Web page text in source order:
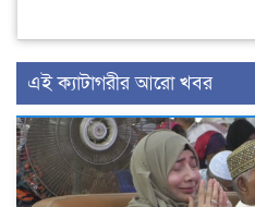
এই ক্যাটাগরীর আরো খবর